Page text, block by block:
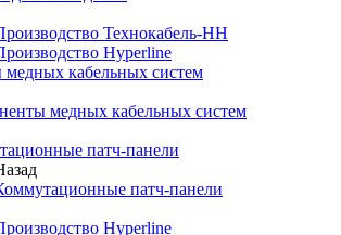
Технокабель-НН
Hyperline
кабельных систем
медных кабельных систем
патч-панели
патч-панели
Hyperline